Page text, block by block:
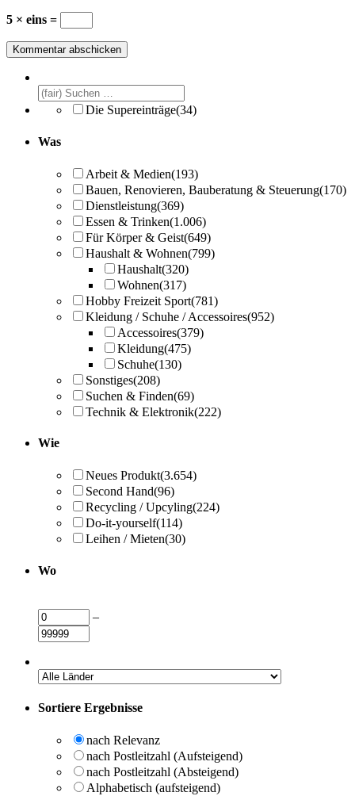
5 × eins =
Die Supereinträge(34)
Was
Arbeit & Medien(193)
Bauen, Renovieren, Bauberatung & Steuerung(170)
Dienstleistung(369)
Essen & Trinken(1.006)
Für Körper & Geist(649)
Haushalt & Wohnen(799)
Haushalt(320)
Wohnen(317)
Hobby Freizeit Sport(781)
Kleidung / Schuhe / Accessoires(952)
Accessoires(379)
Kleidung(475)
Schuhe(130)
Sonstiges(208)
Suchen & Finden(69)
Technik & Elektronik(222)
Wie
Neues Produkt(3.654)
Second Hand(96)
Recycling / Upcyling(224)
Do-it-yourself(114)
Leihen / Mieten(30)
Wo
–
Sortiere Ergebnisse
nach Relevanz
nach Postleitzahl (Aufsteigend)
nach Postleitzahl (Absteigend)
Alphabetisch (aufsteigend)